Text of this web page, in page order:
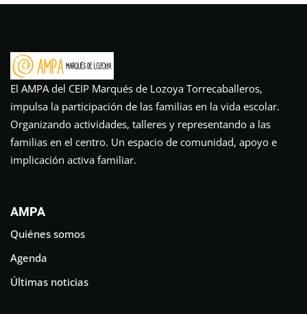
El AMPA del CEIP Marqués de Lozoya Torrecaballeros,
impulsa la participación de las familias en la vida escolar.
Organizando actividades, talleres y representando a las
familias en el centro. Un espacio de comunidad, apoyo e
implicación activa familiar.
AMPA
Quiénes somos
Agenda
Últimas noticias